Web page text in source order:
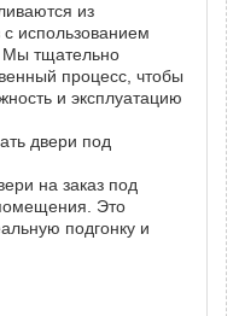
из
использованием
Мы тщательно
процесс, чтобы
и эксплуатацию
двери под
на заказ под
Это
подгонку и